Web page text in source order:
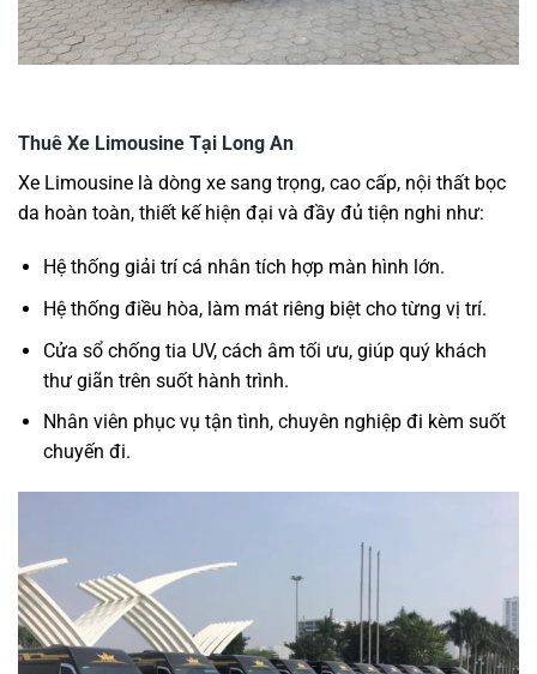
Thuê Xe Limousine Tại Long An
Xe Limousine là dòng xe sang trọng, cao cấp, nội thất bọc
da hoàn toàn, thiết kế hiện đại và đầy đủ tiện nghi như:
Hệ thống giải trí cá nhân tích hợp màn hình lớn.
Hệ thống điều hòa, làm mát riêng biệt cho từng vị trí.
Cửa sổ chống tia UV, cách âm tối ưu, giúp quý khách
thư giãn trên suốt hành trình.
Nhân viên phục vụ tận tình, chuyên nghiệp đi kèm suốt
chuyến đi.